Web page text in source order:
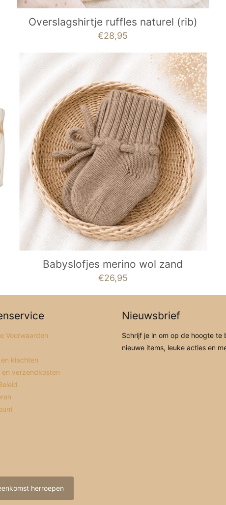
Overslagshirtje ruffles naturel (rib)
€28,95
Babyslofjes merino wol zand
€26,95
Voorwaarden
klachten
en verzendkosten
herroepen
Nieuwsbrief
Schrijf je in om op de hoogte te
nieuwe items, leuke acties en